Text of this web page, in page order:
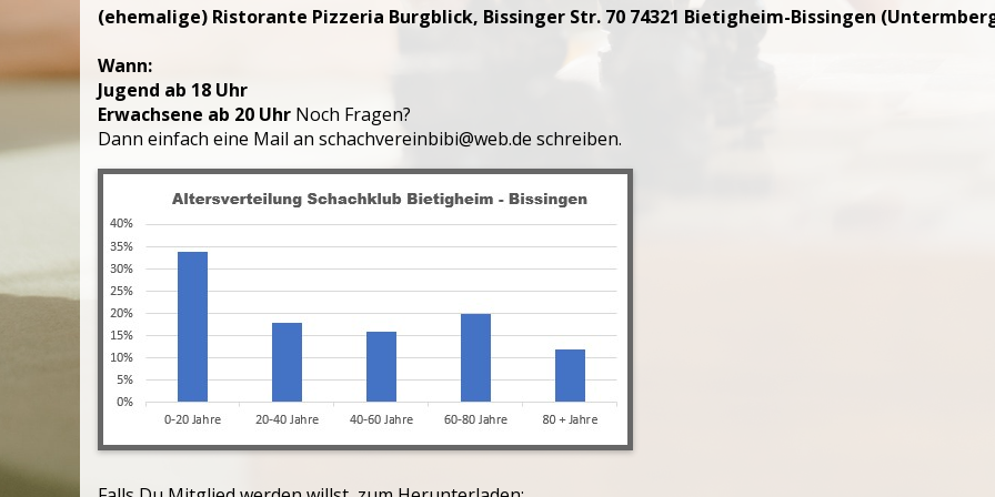
(ehemalige) Ristorante Pizzeria Burgblick, Bissinger Str. 70 74321 Bietigheim-Bissingen
Wann:
Jugend ab 18 Uhr
Erwachsene ab 20 Uhr Noch Fragen?
Dann einfach eine Mail an schachvereinbibi@web.de schreiben.